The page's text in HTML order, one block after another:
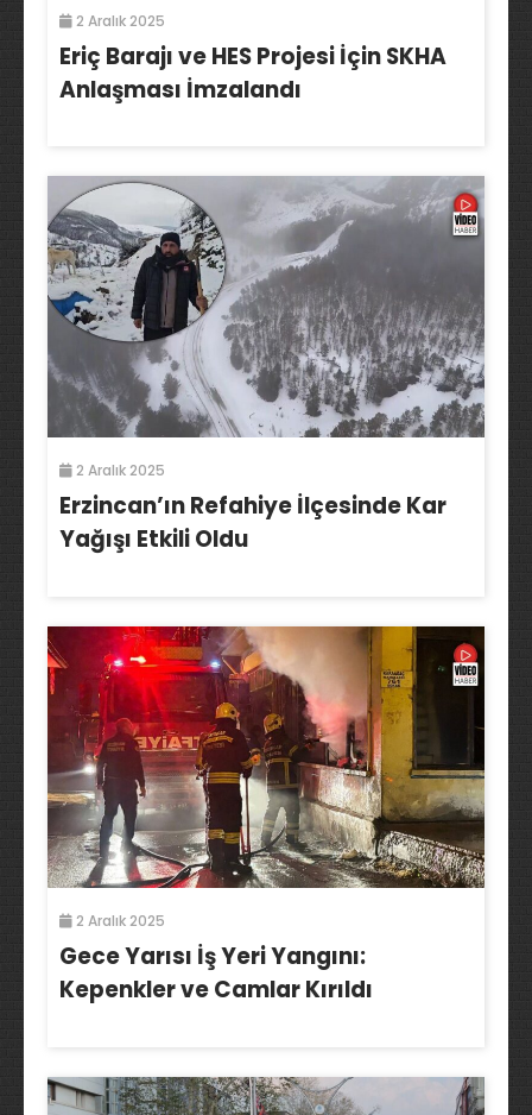
2 Aralık 2025
Eriç Barajı ve HES Projesi İçin SKHA
Anlaşması İmzalandı
2 Aralık 2025
Erzincan’ın Refahiye İlçesinde Kar
Yağışı Etkili Oldu
2 Aralık 2025
Gece Yarısı İş Yeri Yangını:
Kepenkler ve Camlar Kırıldı